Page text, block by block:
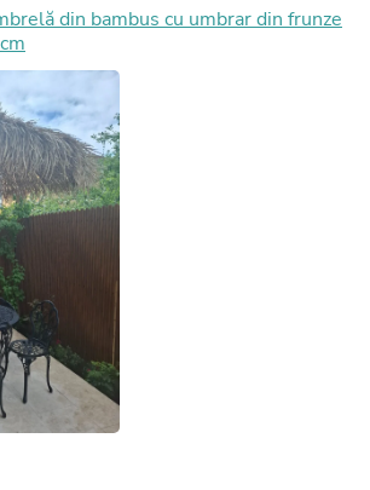
din bambus cu umbrar din frunze